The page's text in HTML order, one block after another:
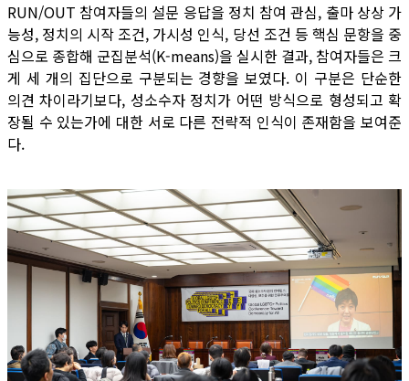
RUN/OUT 참여자들의 설문 응답을 정치 참여 관심, 출마 상상 가
능성, 정치의 시작 조건, 가시성 인식, 당선 조건 등 핵심 문항을 중
심으로 종합해 군집분석(K-means)을 실시한 결과, 참여자들은 크
게 세 개의 집단으로 구분되는 경향을 보였다. 이 구분은 단순한
의견 차이라기보다, 성소수자 정치가 어떤 방식으로 형성되고 확
장될 수 있는가에 대한 서로 다른 전략적 인식이 존재함을 보여준
다.